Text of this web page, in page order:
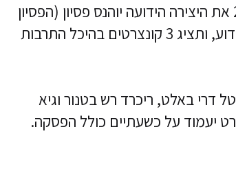
תזמורת הבארוק ירושלים תציג במסגרת פסטיבל באך 2019 את היצירה הידועה יוהנס פסיון (הפסיון
על פי יוחנן) הנחשבת לאחת היצירות הידועות של המלחין הידוע, ותציג 3 קונצרטים בהיכל התרבות
דרי באלט, ריכרד רש בטנור וגיא
יעמוד על כשעתיים כולל הפסקה.